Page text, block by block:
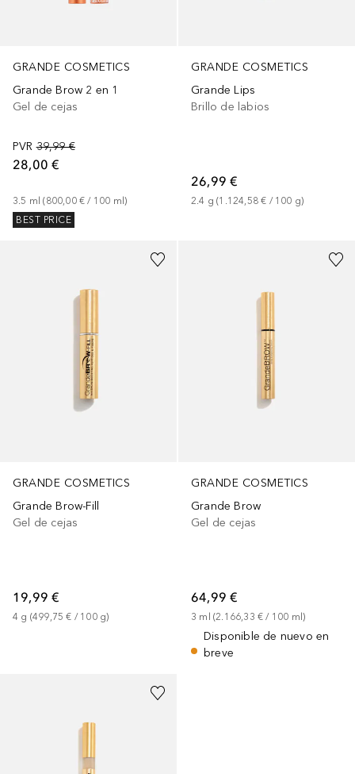
GRANDE COSMETICS
Grande Brow 2 en 1
Gel de cejas
PVR 39,99 €
28,00 €
3.5 ml (800,00 € / 100 ml)
BEST PRICE
GRANDE COSMETICS
Grande Lips
Brillo de labios
26,99 €
2.4 g (1.124,58 € / 100 g)
GRANDE COSMETICS
Grande Brow-Fill
Gel de cejas
19,99 €
4 g (499,75 € / 100 g)
GRANDE COSMETICS
Grande Brow
Gel de cejas
64,99 €
3 ml (2.166,33 € / 100 ml)
Disponible de nuevo en
breve